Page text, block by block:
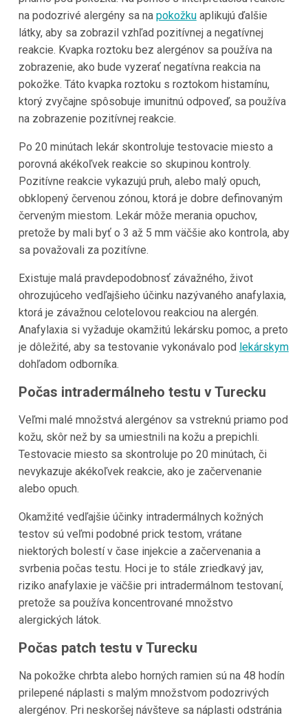
na podozrivé alergény sa na pokožkuaplikujú ďalšie
látky, aby sa zobrazil vzhľad pozitívnej a negatívnej
reakcie. Kvapka roztoku bez alergénov sa používa na
zobrazenie, ako bude vyzerať negatívna reakcia na
pokožke. Táto kvapka roztoku s roztokom histamínu,
ktorý zvyčajne spôsobuje imunitnú odpoveď, sa používa
na zobrazenie pozitívnej reakcie.
Po 20 minútach lekár skontroluje testovacie miesto a
porovná akékoľvek reakcie so skupinou kontroly.
Pozitívne reakcie vykazujú pruh, alebo malý opuch,
obklopený červenou zónou, ktorá je dobre definovaným
červeným miestom. Lekár môže merania opuchov,
pretože by mali byť o 3 až 5 mm väčšie ako kontrola, aby
sa považovali za pozitívne.
Existuje malá pravdepodobnosť závažného, život
ohrozujúceho vedľajšieho účinku nazývaného anafylaxia,
ktorá je závažnou celotelovou reakciou na alergén.
Anafylaxia si vyžaduje okamžitú lekársku pomoc, a preto
je dôležité, aby sa testovanie vykonávalo pod lekárskym
dohľadom odborníka.
Počas intradermálneho testu v Turecku
Veľmi malé množstvá alergénov sa vstreknú priamo pod
kožu, skôr než by sa umiestnili na kožu a prepichli.
Testovacie miesto sa skontroluje po 20 minútach, či
nevykazuje akékoľvek reakcie, ako je začervenanie
alebo opuch.
Okamžité vedľajšie účinky intradermálnych kožných
testov sú veľmi podobné prick testom, vrátane
niektorých bolestí v čase injekcie a začervenania a
svrbenia počas testu. Hoci je to stále zriedkavý jav,
riziko anafylaxie je väčšie pri intradermálnom testovaní,
pretože sa používa koncentrované množstvo
alergických látok.
Počas patch testu v Turecku
Na pokožke chrbta alebo horných ramien sú na 48 hodín
prilepené náplasti s malým množstvom podozrivých
alergénov. Pri neskoršej návšteve sa náplasti odstránia